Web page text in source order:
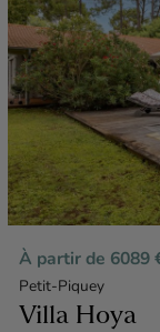
À partir de 6089
Petit-Piquey
Villa Hoya